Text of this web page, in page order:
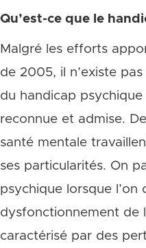
Qu’est-ce que le
Malgré les efforts
de 2005, il n’existe
du handicap
reconnue et admise.
santé mentale
ses particularités. On
psychique lorsque l’on
dysfonctionnement de
caractérisé par des